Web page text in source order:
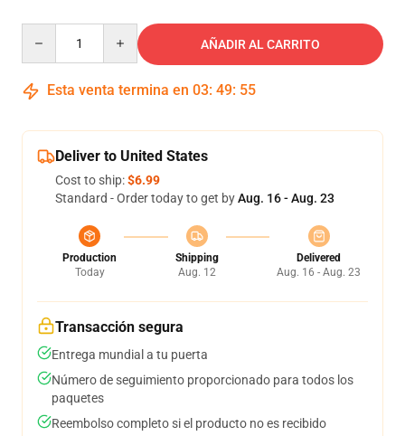
AÑADIR AL CARRITO
Esta venta termina en 03: 49: 54
Deliver to United States
Cost to ship:$6.99
Standard - Order today to get byAug. 16 - Aug. 23
Production
Today
Shipping
Aug. 12
Delivered
Aug. 16 - Aug. 23
Transacción segura
Entrega mundial a tu puerta
Número de seguimiento proporcionado para todos los
paquetes
Reembolso completo si el producto no es recibido